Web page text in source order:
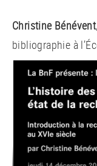
Christine Bénévent
bibliographie à